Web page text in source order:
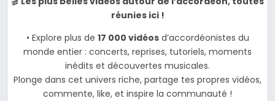
réunies ici !
• Explore plus de 17 000 vidéosd’accordéonistes du
monde entier : concerts, reprises, tutoriels, moments
inédits et découvertes musicales.
Plonge dans cet univers riche, partage tes propres vidéos,
commente, like, et inspire la communauté !